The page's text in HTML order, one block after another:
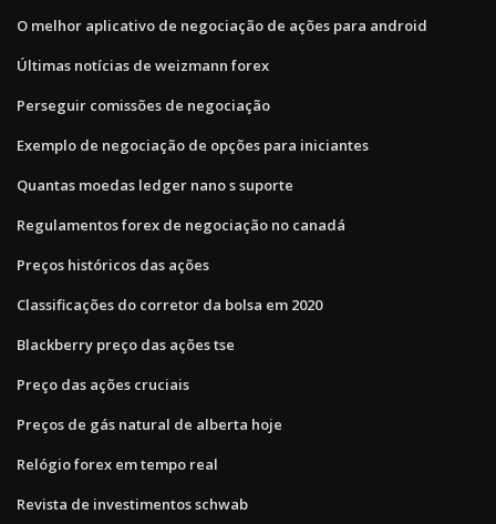
O melhor aplicativo de negociação de ações para android
Últimas notícias de weizmann forex
Perseguir comissões de negociação
Exemplo de negociação de opções para iniciantes
Quantas moedas ledger nano s suporte
Regulamentos forex de negociação no canadá
Preços históricos das ações
Classificações do corretor da bolsa em 2020
Blackberry preço das ações tse
Preço das ações cruciais
Preços de gás natural de alberta hoje
Relógio forex em tempo real
Revista de investimentos schwab